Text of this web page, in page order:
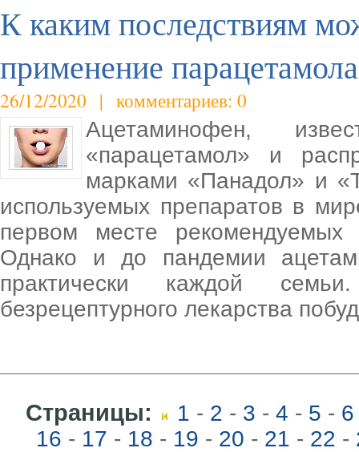
К каким последствиям
применение парацетамола
26/12/2020 | комментариев: 0
Ацетаминофен,
«парацетамол» и
марками «Панадол» и
используемых препаратов в
первом месте
Однако и до пандемии
практически каждой
безрецептурного лекарства
Страницы: 1 - 2 - 3 - 4 - 5 - 6
16 - 17 - 18 - 19 - 20 - 21 - 22 -